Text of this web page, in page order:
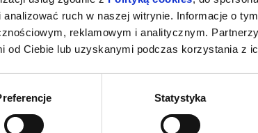
analizować ruch w naszej witrynie. Informacje o
reklamowym i analitycznym.
od Ciebie lub uzyskanymi podczas korzystania z
Statystyka